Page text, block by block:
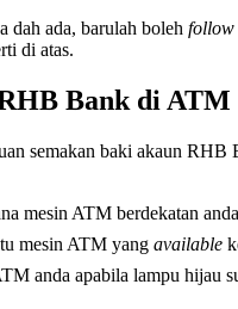
dah ada, barulah boleh follow
di atas.
Bank di ATM
semakan baki akaun RHB
mesin ATM berdekatan
mesin ATM yang available
anda apabila lampu hijau